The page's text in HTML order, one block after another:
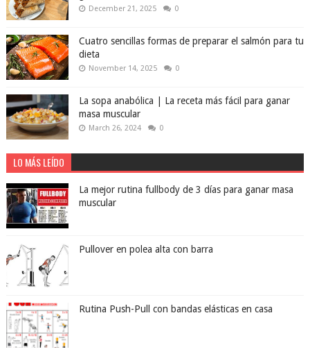
December 21, 2025 0
Cuatro sencillas formas de preparar el salmón para tu
dieta
November 14, 2025 0
La sopa anabólica | La receta más fácil para ganar
masa muscular
March 26, 2024 0
LO MÁS LEÍDO
La mejor rutina fullbody de 3 días para ganar masa
muscular
Pullover en polea alta con barra
Rutina Push-Pull con bandas elásticas en casa